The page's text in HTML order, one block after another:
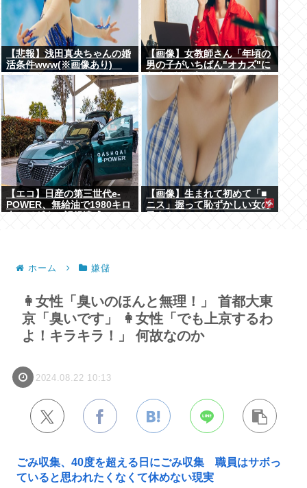
【悲報】浅田真央ちゃんの婚
活条件www(※画像あり)
【画像】女教師さん「年頃の
男の子がいちばん"オカズ"に
なるのはこれでしょ･････？
♡♡♡」→！！
【エコ】日産の第三世代e-
POWER、無給油で1980キロ
【画像】生まれて初めて「■
ニス」握って恥ずかしい女の
ホーム 嫌儲
👩女性「臭いのほんと無理！」 首都大東
京「臭いです」 👩女性「でも上京するわ
よ！キラキラ！」 何故なのか
2024.08.22 10:13
ごみ収集、40度を超える日にごみ収集 職員はサボっ
ていると思われたくなくて休めない現実